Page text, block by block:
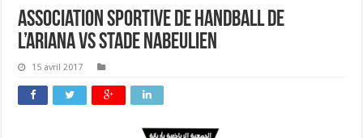
Association Sportive de Handball de
l’Ariana vs Stade Nabeulien
15 avril 2017